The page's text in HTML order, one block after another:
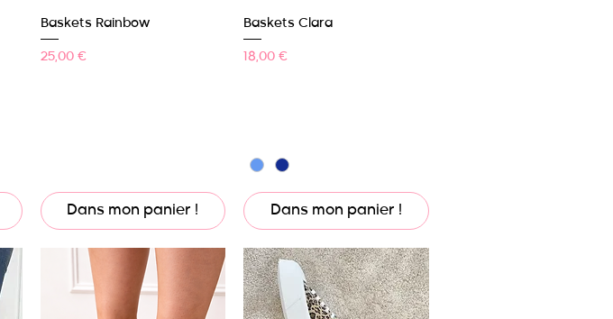
Aperçu rapide
Baskets Rainbow
Prix
25,00 €
Dans mon panier !
Aperçu rapide
Baskets Clara
Prix
18,00 €
Dans mon panier !